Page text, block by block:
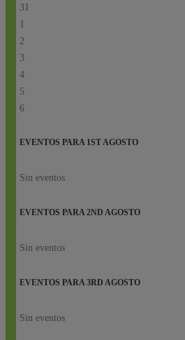
31
1
2
3
4
5
6
EVENTOS PARA 1STAGOSTO
Sin eventos
EVENTOS PARA2ND AGOSTO
Sin eventos
EVENTOS PARA3RD AGOSTO
Sin eventos